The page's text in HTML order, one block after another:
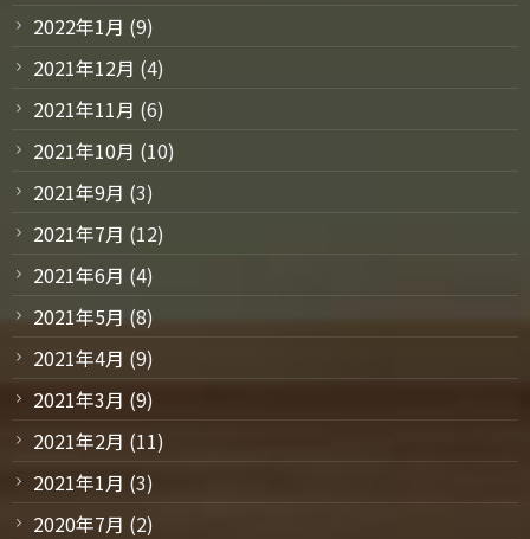
2022年1月 (9)
2021年12月 (4)
2021年11月 (6)
2021年10月 (10)
2021年9月 (3)
2021年7月 (12)
2021年6月 (4)
2021年5月 (8)
2021年4月 (9)
2021年3月 (9)
2021年2月 (11)
2021年1月 (3)
2020年7月 (2)